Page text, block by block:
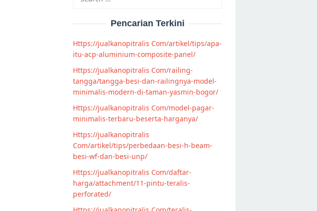
for:
Pencarian Terkini
Https://jualkanopitralis Com/artikel/tips/apa-
itu-acp-aluminium-composite-panel/
Https://jualkanopitralis Com/railing-
tangga/tangga-besi-dan-railingnya-model-
minimalis-modern-di-taman-yasmin-bogor/
Https://jualkanopitralis Com/model-pagar-
minimalis-terbaru-beserta-harganya/
Https://jualkanopitralis
Com/artikel/tips/perbedaan-besi-h-beam-
besi-wf-dan-besi-unp/
Https://jualkanopitralis Com/daftar-
harga/attachment/11-pintu-teralis-
perforated/